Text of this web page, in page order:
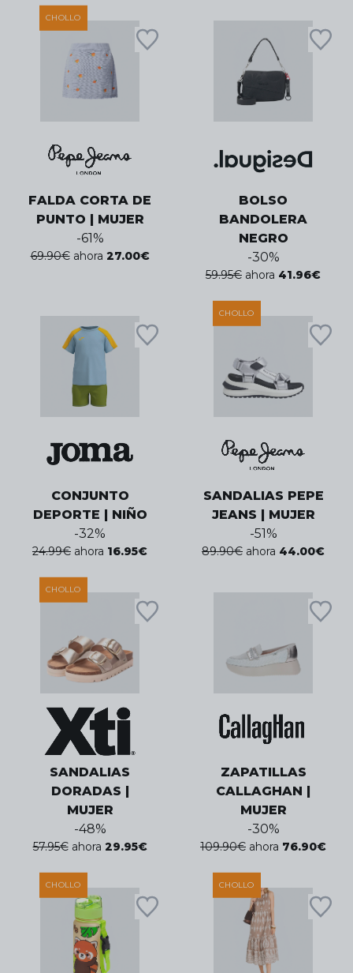
CHOLLO
FALDA CORTA DE
PUNTO | MUJER
-61%
69.90€ ahora 27.00€
BOLSO
BANDOLERA
NEGRO
-30%
59.95€ ahora 41.96€
CONJUNTO
DEPORTE | NIÑO
-32%
24.99€ ahora 16.95€
CHOLLO
SANDALIAS PEPE
JEANS | MUJER
-51%
89.90€ ahora 44.00€
CHOLLO
SANDALIAS
DORADAS |
MUJER
-48%
57.95€ ahora 29.95€
ZAPATILLAS
CALLAGHAN |
MUJER
-30%
109.90€ ahora 76.90€
CHOLLO CHOLLO